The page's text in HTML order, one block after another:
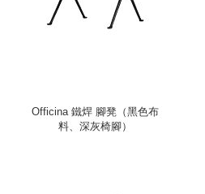
Officina 鐵焊 腳凳（黑色布
料、深灰椅腳）